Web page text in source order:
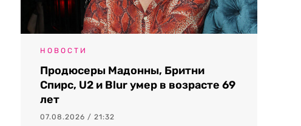
НОВОСТИ
Продюсеры Мадонны, Бритни
Спирс, U2 и Blur умер в возрасте 69
лет
07.08.2026 / 21:32